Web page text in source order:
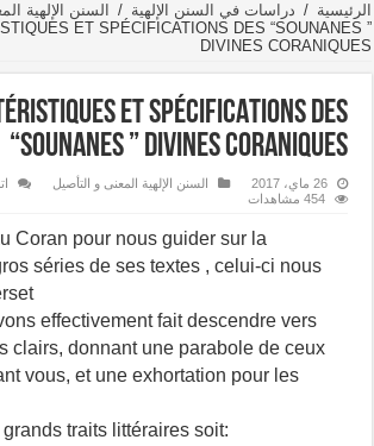
الرئيسية / دراسات في السنن الإلهية / السنن الإلهية
ET SPÉCIFICATIONS DES “SOUNANES ”
DIVINES CORANIQUES
ET SPÉCIFICATIONS DES
“SOUNANES ” DIVINES CORANIQUES
26 ماي، 2017 السنن الإلهية المعنى و التأصيل
454 مشاهدات
Coran pour nous guider sur la
séries de ses textes , celui-ci nous
effectivement fait descendre vers
clairs, donnant une parabole de ceux
vous, et une exhortation pour les
grands traits littéraires soit: